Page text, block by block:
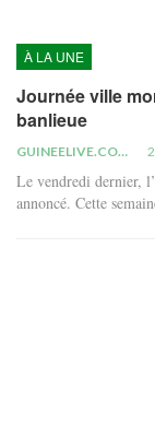
À LA UNE
Journée ville
banlieue
GUINEELIVE.COM
Le vendredi dernier,
annoncé. Cette